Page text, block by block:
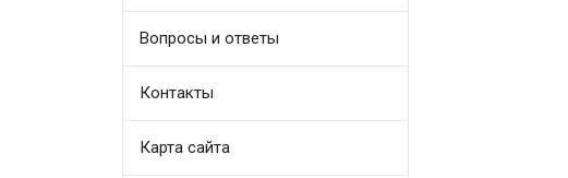
Вопросы и ответы
Контакты
Карта сайта